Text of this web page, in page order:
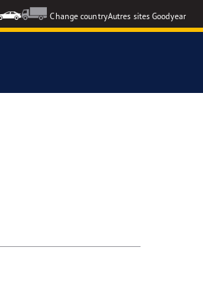
Change countryAutres sites Goodyear